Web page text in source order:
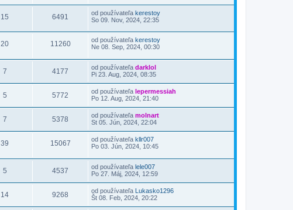
15 6491 od používateľa kerestoy
So 09. Nov, 2024, 22:35
20 11260 od používateľa kerestoy
Ne 08. Sep, 2024, 00:30
7 4177 od používateľa darklol
Pi 23. Aug, 2024, 08:35
5 5772 od používateľa lepermessiah
Po 12. Aug, 2024, 21:40
7 5378 od používateľa molnart
St 05. Jún, 2024, 22:04
39 15067 od používateľa kllr007
Po 03. Jún, 2024, 10:45
5 4537 od používateľa lele007
Po 27. Máj, 2024, 12:59
14 9268 od používateľa Lukasko1296
Št 08. Feb, 2024, 20:22